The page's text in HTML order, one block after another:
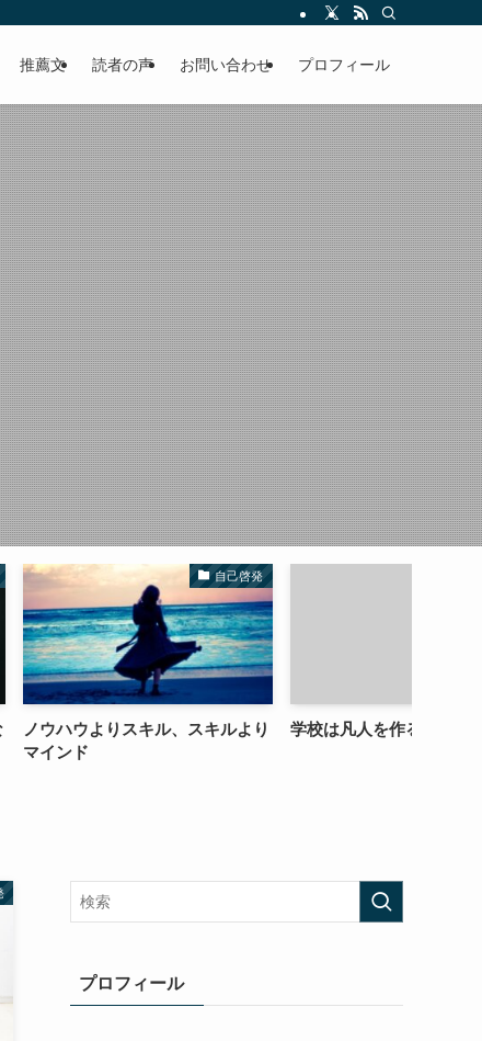
やかな話を「情報のミルフィーユ」にして提供中。800名超のメルマガ読
推薦文 読者の声 お問い合わせ プロフィール
ル、スキルより
学校は凡人を作る工場
プロフィール